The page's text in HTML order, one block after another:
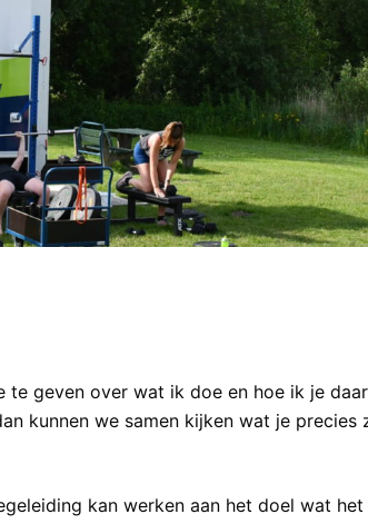
geven over wat ik doe en hoe ik je
kunnen we samen kijken wat je
kan werken aan het doel wat